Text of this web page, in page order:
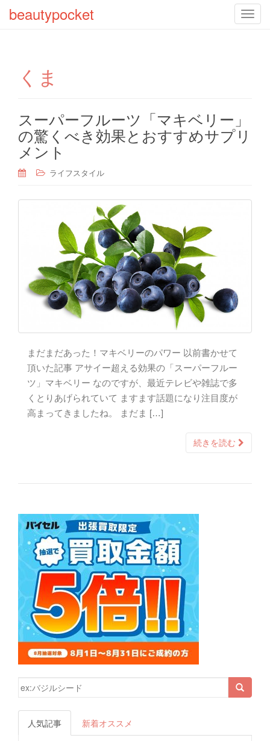
T
beautypocket
くま
スーパーフルーツ「マキベリー」
の驚くべき効果とおすすめサプリ
メント
ライフスタイル
まだまだあった！マキベリーのパワー 以前書かせて
頂いた記事 アサイー超える効果の「スーパーフルー
ツ」マキベリー なのですが、最近テレビや雑誌で多
くとりあげられていて ますます話題になり注目度が
高まってきましたね。 まだま […]
続きを読む
検索結果:
人気記事 新着オススメ